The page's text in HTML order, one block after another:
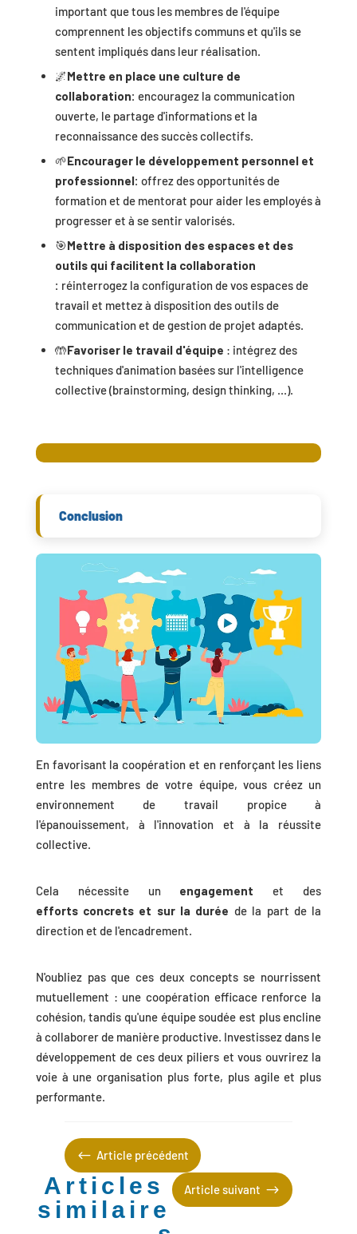
important que tous les membres de l'équipe
comprennent les objectifs communs et qu'ils se
sentent impliqués dans leur réalisation.
🌌Mettre en place une culture de
collaboration: encouragez la communication
ouverte, le partage d'informations et la
reconnaissance des succès collectifs.
🌱Encourager le développement personnel et
professionnel: offrez des opportunités de
formation et de mentorat pour aider les employés à
progresser et à se sentir valorisés.
🎯Mettre à disposition des espaces et des
outils qui facilitent la collaboration
: réinterrogez la configuration de vos espaces de
travail et mettez à disposition des outils de
communication et de gestion de projet adaptés.
🤲Favoriser le travail d'équipe : intégrez des
techniques d'animation basées sur l'intelligence
collective (brainstorming, design thinking, ...).
Conclusion
En favorisant la coopération et en renforçant les liens
entre les membres de votre équipe, vous créez un
environnement de travail propice à
l'épanouissement, à l'innovation et à la réussite
collective.
Cela nécessite un engagement et des
efforts concrets et sur la durée de la part de la
direction et de l'encadrement.
N'oubliez pas que ces deux concepts se nourrissent
mutuellement : une coopération efficace renforce la
cohésion, tandis qu'une équipe soudée est plus encline
à collaborer de manière productive. Investissez dans le
développement de ces deux piliers et vous ouvrirez la
voie à une organisation plus forte, plus agile et plus
performante.
# Article précédent
Article suivant $
Articles
similaire